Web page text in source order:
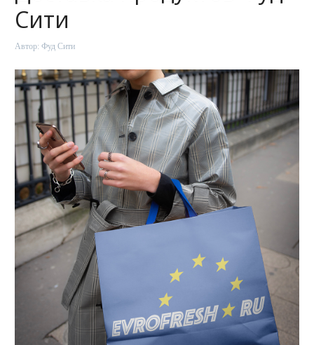
Сити
Автор: Фуд Сити